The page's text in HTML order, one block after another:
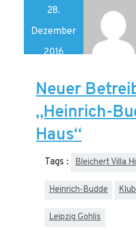
28.
Dezember
2016
Neuer
„Heinrich-
Haus“
Tags : Bleichert Villa
Heinrich-Budde
Leipzig Gohlis